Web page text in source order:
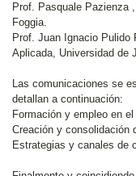
Prof. Pasquale Pazienza
Foggia.
Prof. Juan Ignacio Pulido
Aplicada, Universidad de
Las comunicaciones se
detallan a continuación:
Formación y empleo en
Creación y consolidación
Estrategias y canales de